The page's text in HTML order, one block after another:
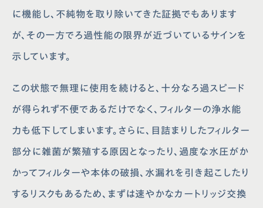
に機能し、不純物を取り除いてきた証拠でもあります
が、その一方でろ過性能の限界が近づいているサインを
示しています。
この状態で無理に使用を続けると、十分なろ過スピード
が得られず不便であるだけでなく、フィルターの浄水能
力も低下してしまいます。さらに、目詰まりしたフィルター
部分に雑菌が繁殖する原因となったり、過度な水圧がか
かってフィルターや本体の破損、水漏れを引き起こしたり
するリスクもあるため、まずは速やかなカートリッジ交換